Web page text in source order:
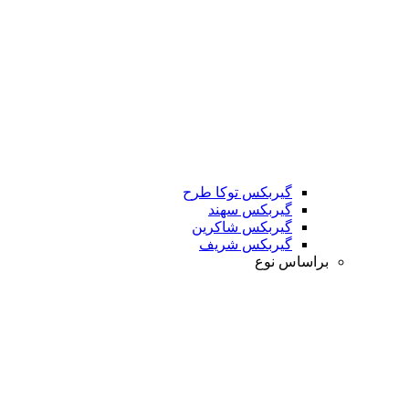
گیربکس توکا طرح
گیربکس سهند
گیربکس شاکرین
گیربکس شریف
براساس نوع